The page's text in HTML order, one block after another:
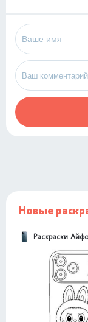
Новые
Раскраски